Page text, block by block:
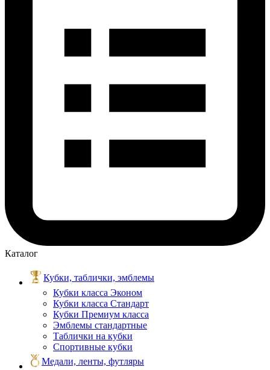
Каталог
Кубки, таблички, эмблемы
Кубки класса Эконом
Кубки класса Стандарт
Кубки Премиум класса
Эмблемы стандартные
Таблички на кубки
Спортивные кубки
Медали, ленты, футляры